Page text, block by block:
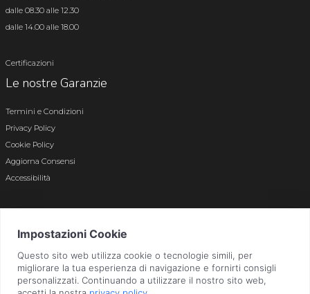
dalle 08.30 alle 12.30
dalle 14.00 alle 18.00
Certificazioni
Le nostre Garanzie
Termini e Condizioni
Privacy Policy
Cookie Policy
Aggiorna Consensi
Accessibilità
Bergamo n. 01496180165 · Capitale Sociale i.v. € 800.000,00